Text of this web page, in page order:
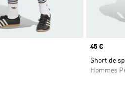
Prix
45 €
Short de
Hommes